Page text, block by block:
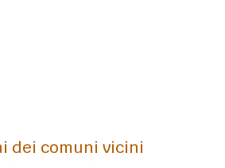
dei comuni vicini